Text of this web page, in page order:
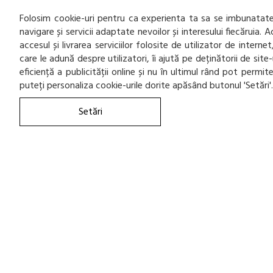
Folosim cookie-uri pentru ca experienta ta sa se
navigare și servicii adaptate nevoilor și interesului
accesul și livrarea serviciilor folosite de utilizator de
care le adună despre utilizatori, îi ajută pe deținătorii de
eficiență a publicității online și nu în ultimul rând pot
puteți personaliza cookie-urile dorite apăsând butonul 'Setări'.
Setări